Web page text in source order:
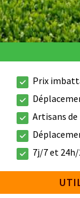
Prix
Artisans
7j/7 et